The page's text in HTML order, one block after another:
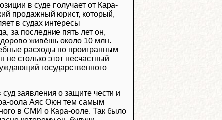
в суде получает от Кара-
продажный юрист, который,
в судах интересы
за последние пять лет он,
живёшь около 10 млн.
расходы по проигранным
столько этот несчастный
государственного
заявления о защите чести и
оола Аяс Оюн тем самым
в СМИ о Кара-ооле. Так было